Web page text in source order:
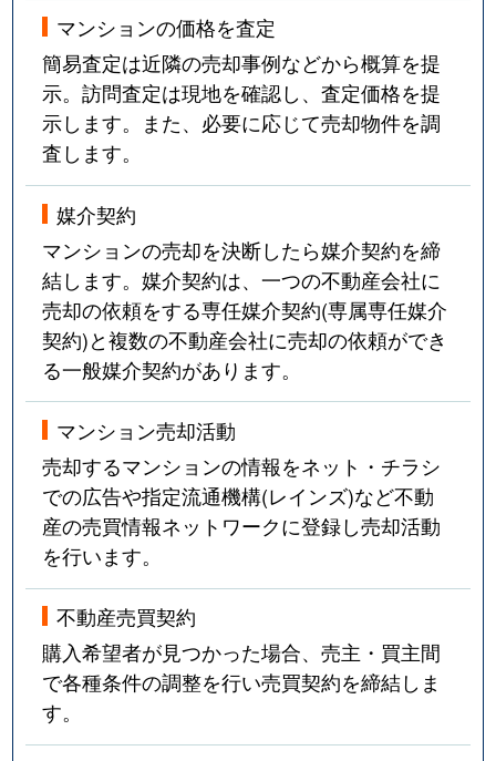
マンションの価格を査定
簡易査定は近隣の売却事例などから概算を提
示。訪問査定は現地を確認し、査定価格を提
示します。また、必要に応じて売却物件を調
査します。
媒介契約
マンションの売却を決断したら媒介契約を締
結します。媒介契約は、一つの不動産会社に
売却の依頼をする専任媒介契約(専属専任媒介
契約)と複数の不動産会社に売却の依頼ができ
る一般媒介契約があります。
マンション売却活動
売却するマンションの情報をネット・チラシ
での広告や指定流通機構(レインズ)など不動
産の売買情報ネットワークに登録し売却活動
を行います。
不動産売買契約
購入希望者が見つかった場合、売主・買主間
で各種条件の調整を行い売買契約を締結しま
す。